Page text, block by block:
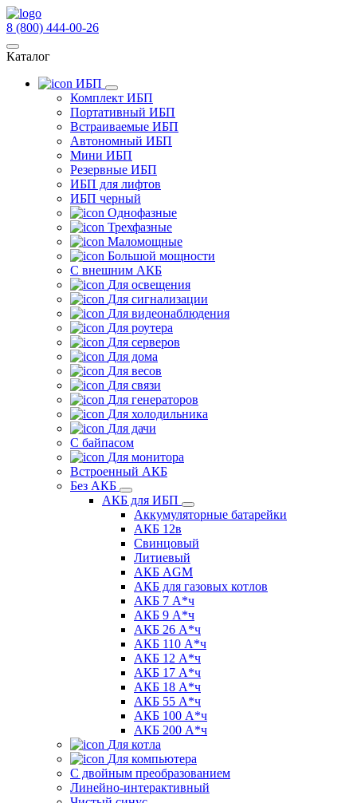
8 (800) 444-00-26
Каталог
ИБП
Комплект ИБП
Портативный ИБП
Встраиваемые ИБП
Автономный ИБП
Мини ИБП
Резервные ИБП
ИБП для лифтов
ИБП черный
Однофазные
Трехфазные
Маломощные
Большой мощности
С внешним АКБ
Для освещения
Для сигнализации
Для видеонаблюдения
Для роутера
Для серверов
Для дома
Для весов
Для связи
Для генераторов
Для холодильника
Для дачи
С байпасом
Для монитора
Встроенный АКБ
Без АКБ
АКБ для ИБП
Аккумуляторные батарейки
АКБ 12в
Свинцовый
Литиевый
АКБ AGM
АКБ для газовых котлов
АКБ 7 А*ч
АКБ 9 А*ч
АКБ 26 А*ч
АКБ 110 А*ч
АКБ 12 А*ч
АКБ 17 А*ч
АКБ 18 А*ч
АКБ 55 А*ч
АКБ 100 А*ч
АКБ 200 А*ч
Для котла
Для компьютера
C двойным преобразованием
Линейно-интерактивный